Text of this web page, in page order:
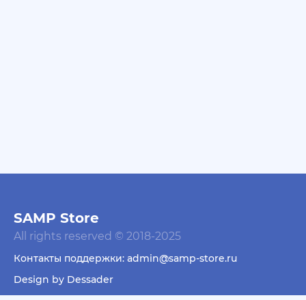
SAMP Store
All rights reserved © 2018-2025
Контакты поддержки: admin@samp-store.ru
Design by Dessader